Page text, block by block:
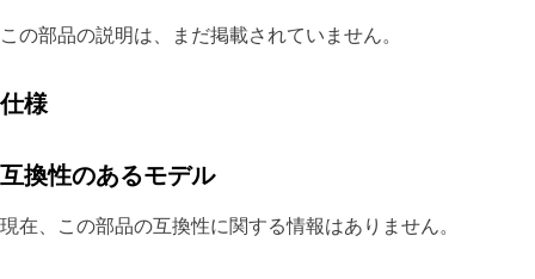
この部品の説明は、まだ掲載されていません。
仕様
互換性のあるモデル
現在、この部品の互換性に関する情報はありません。